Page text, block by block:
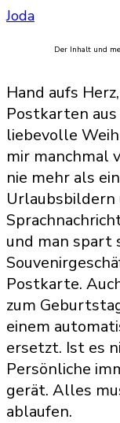
Joda
Der Inhalt und
Hand aufs
Postkarten
liebevolle
mir manchmal
nie mehr als
Urlaubsbildern
und man spart
Postkarte.
zum
einem
ersetzt. Ist es
Persönliche
gerät. Alles
ablaufen.